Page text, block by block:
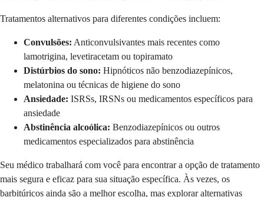
Tratamentos alternativos para diferentes condições incluem:
Convulsões: Anticonvulsivantes mais recentes como
lamotrigina, levetiracetam ou topiramato
Distúrbios do sono: Hipnóticos não benzodiazepínicos,
melatonina ou técnicas de higiene do sono
Ansiedade: ISRSs, IRSNs ou medicamentos específicos para
ansiedade
Abstinência alcoólica: Benzodiazepínicos ou outros
medicamentos especializados para abstinência
Seu médico trabalhará com você para encontrar a opção de tratamento
mais segura e eficaz para sua situação específica. Às vezes, os
barbitúricos ainda são a melhor escolha, mas explorar alternativas